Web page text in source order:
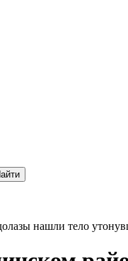
нашли тело